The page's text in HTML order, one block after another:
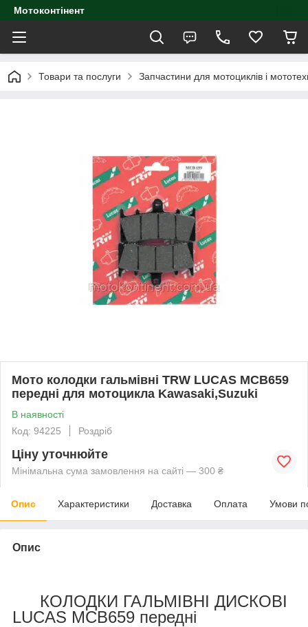
Мотоконтінент
Товари та послуги Запчастини для мотоциклів і
Мото колодки гальмівні TRW LUCAS MCB659
передні для мотоцикла Kawasaki,Suzuki
В наявності
Код: 94225
Роздріб
Ціну уточнюйте
Мінімальна сума замовлення на сайті — 300 ₴
Опис Характеристики Доставка Оплата Умови
Опис
КОЛОДКИ ГАЛЬМІВНІ ДИСКОВІ
LUCAS MCB659 передні